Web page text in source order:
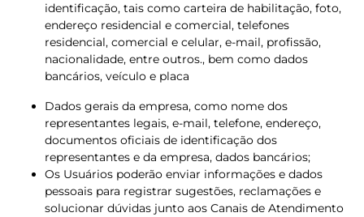
identificação, tais como carteira de habilitação, foto,
endereço residencial e comercial, telefones
residencial, comercial e celular, e-mail, profissão,
nacionalidade, entre outros., bem como dados
bancários, veículo e placa
Dados gerais da empresa, como nome dos
representantes legais, e-mail, telefone, endereço,
documentos oficiais de identificação dos
representantes e da empresa, dados bancários;
Os Usuários poderão enviar informações e dados
pessoais para registrar sugestões, reclamações e
solucionar dúvidas junto aos Canais de Atendimento